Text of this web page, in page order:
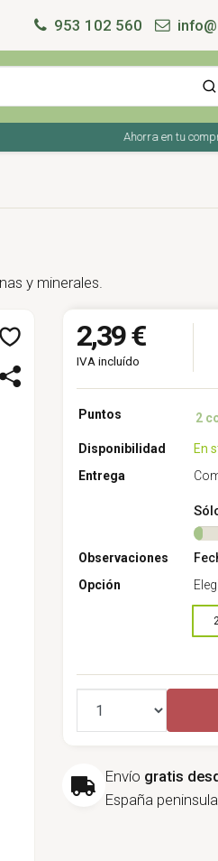
953 102 560
Ahorra en tu compra
y minerales.
2,39 €
IVA incluído
Puntos 2
Disponibilidad En
Entrega
Observaciones
Opción
Cantidad
Envío gratis
España